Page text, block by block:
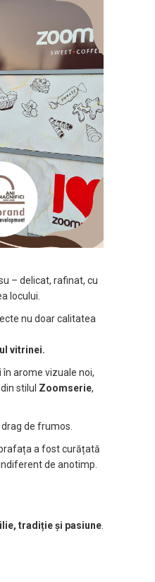
– delicat, rafinat, cu
locului.
nu doar calitatea
vitrinei.
în arome vizuale noi,
stilul Zoomserie,
de frumos.
a fost curățată
de anotimp.
tradiție și pasiune